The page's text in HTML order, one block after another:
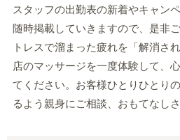
スタッフの出勤表の新着やキャン
随時掲載していきますので、是非
トレスで溜まった疲れを「解消さ
店のマッサージを一度体験して、
てください。お客様ひとりひとり
るよう親身にご相談、おもてなし